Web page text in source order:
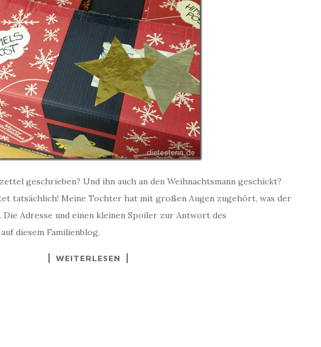
geschrieben? Und ihn auch an den Weihnachtsmann geschickt?
tatsächlich! Meine Tochter hat mit großen Augen zugehört, was der
Adresse und einen kleinen Spoiler zur Antwort des
diesem Familienblog.
WEITERLESEN